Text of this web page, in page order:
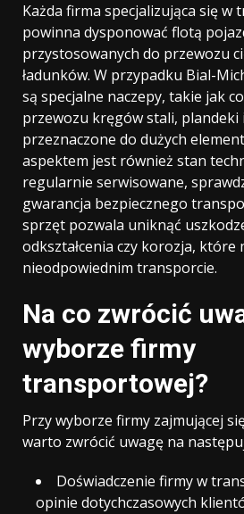
Każda firma specjalizująca się w
powinna dysponować flotą
przystosowanych do przewozu
ładunków. W przypadku Bial-
są specjalne naczepy, takie jak
przewozu kręgów stali,
przeznaczone do dużych
aspektem jest również stan
regularnie serwisowane,
gwarancja bezpiecznego
sprzęt pozwala uniknąć
odkształcenia czy korozja,
nieodpowiednim transporcie.
Na co zwrócić
wyborze firmy
transportowej?
Przy wyborze firmy zajmującej
warto zwrócić uwagę na
Doświadczenie firmy w
opinie dotychczasowych